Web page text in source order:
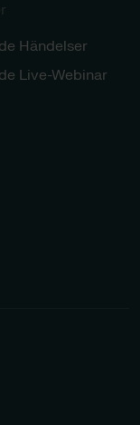
Händelser
Live-Webinar